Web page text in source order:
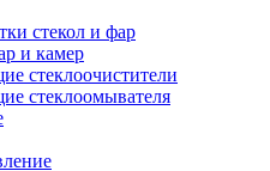
стекол и фар
и камер
стеклоочистители
стеклоомывателя